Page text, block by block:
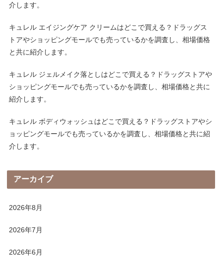
介します。
キュレル エイジングケア クリームはどこで買える？ドラッグス
トアやショッピングモールでも売っているかを調査し、相場価格
と共に紹介します。
キュレル ジェルメイク落としはどこで買える？ドラッグストアや
ショッピングモールでも売っているかを調査し、相場価格と共に
紹介します。
キュレル ボディウォッシュはどこで買える？ドラッグストアやシ
ョッピングモールでも売っているかを調査し、相場価格と共に紹
介します。
アーカイブ
2026年8月
2026年7月
2026年6月